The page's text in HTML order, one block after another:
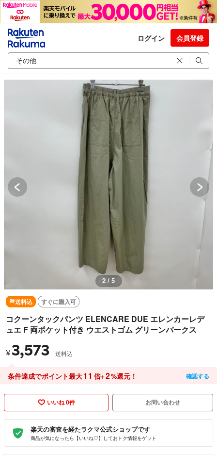
ログイン 会員登録
2 / 5
送料込 すぐに購入可
コクーンタックパンツ ELENCARE DUE エレンカーレデ
ュエ F 両ポケット付き ウエストゴム グリーンパークス
¥3,573 送料込
条件達成でポイント最大11 倍+2%還元！ 確認する
いいね 0件 お問い合わせ
楽天の審査を経たラクマ公式ショップです
商品が気になったら【いいね♡】しておトク情報をゲット